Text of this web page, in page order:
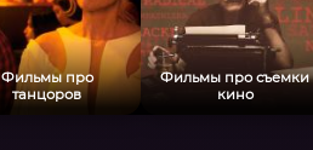
Фильмы про
танцоров
Фильмы про съемки
кино